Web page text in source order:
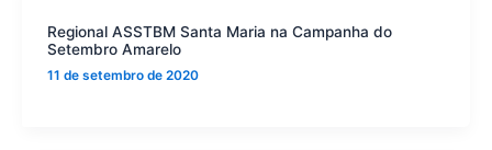
Regional ASSTBM Santa Maria na Campanha do
Setembro Amarelo
11 de setembro de 2020